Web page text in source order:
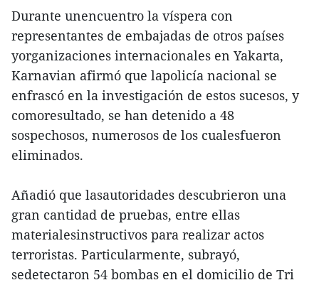
Durante unencuentro la víspera con
representantes de embajadas de otros países
yorganizaciones internacionales en Yakarta,
Karnavian afirmó que lapolicía nacional se
enfrascó en la investigación de estos sucesos, y
comoresultado, se han detenido a 48
sospechosos, numerosos de los cualesfueron
eliminados.
Añadió que lasautoridades descubrieron una
gran cantidad de pruebas, entre ellas
materialesinstructivos para realizar actos
terroristas. Particularmente, subrayó,
sedetectaron 54 bombas en el domicilio de Tri